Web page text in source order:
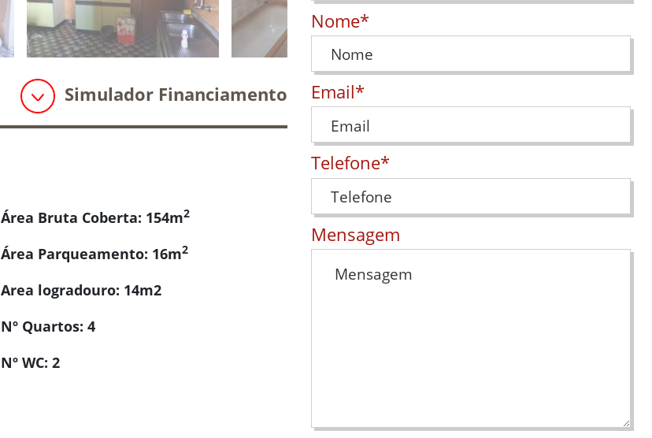
Simulador Financiamento
Área Bruta Coberta: 154m2
Área Parqueamento: 16m2
Area logradouro: 14m2
Nº Quartos: 4
Nº WC: 2
Nome*
Email*
Telefone*
Mensagem